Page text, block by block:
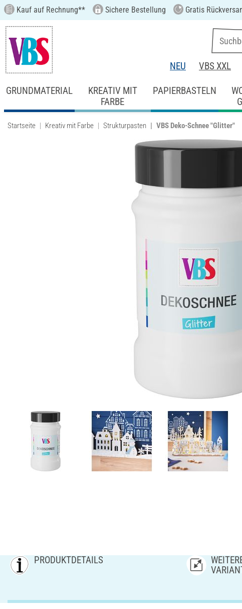
Kauf auf Rechnung** Sichere Bestellung Gratis
NEU VBS XXL
GRUNDMATERIAL
KREATIV MIT
FARBE
PAPIERBASTELN
Startseite Kreativ mit Farbe Strukturpasten VBS Deko-Schnee "Glitter"
PRODUKTDETAILS